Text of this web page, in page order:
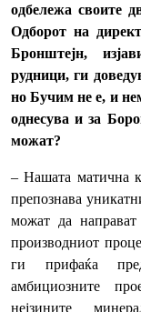
одбележа своите
Одборот на
Бронштејн,
рудници, ги
но Бучим не е, и
однесува и за
можат?
– Нашата матична
препознава
можат да направат
производниот
ги прифаќа
амбициозните
нејзините